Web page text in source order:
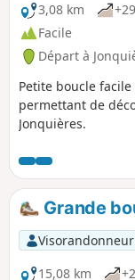
3,08 km
Facile
Départ à
Petite boucle
permettant de
Jonquières.
Grande
Visorandonneur
15,08 km